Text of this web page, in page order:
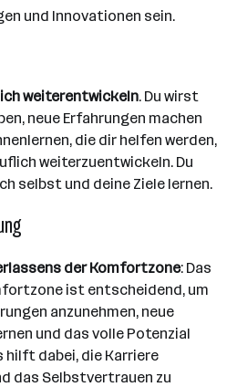
und Innovationen sein.
weiterentwickeln. Du wirst
neue Erfahrungen machen
die dir helfen werden,
weiterzuentwickeln. Du
selbst und deine Ziele lernen.
der Komfortzone: Das
ist entscheidend, um
anzunehmen, neue
und das volle Potenzial
hilft dabei, die Karriere
das Selbstvertrauen zu